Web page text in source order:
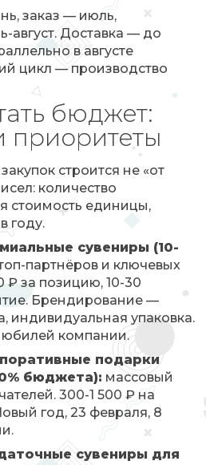
заказ — июль,
август. Доставка — до
в августе
цикл — производство
бюджет:
приоритеты
строится не «от
количество
стоимость единицы,
году.
сувениры (10-
партнёров и ключевых
₽ за позицию, 10-30
Брендирование —
индивидуальная упаковка.
компании.
подарки
бюджета): массовый
300-1 500 ₽ на
год, 23 февраля, 8
сувениры для